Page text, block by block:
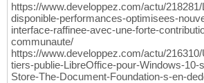
https://www.developpez.com/actu/
disponible-performances-optimisees-
interface-raffinee-avec-une-forte-
communaute/
https://www.developpez.com/actu/
tiers-publie-LibreOffice-pour-Windows-10-
Store-The-Document-Foundation-s-en-